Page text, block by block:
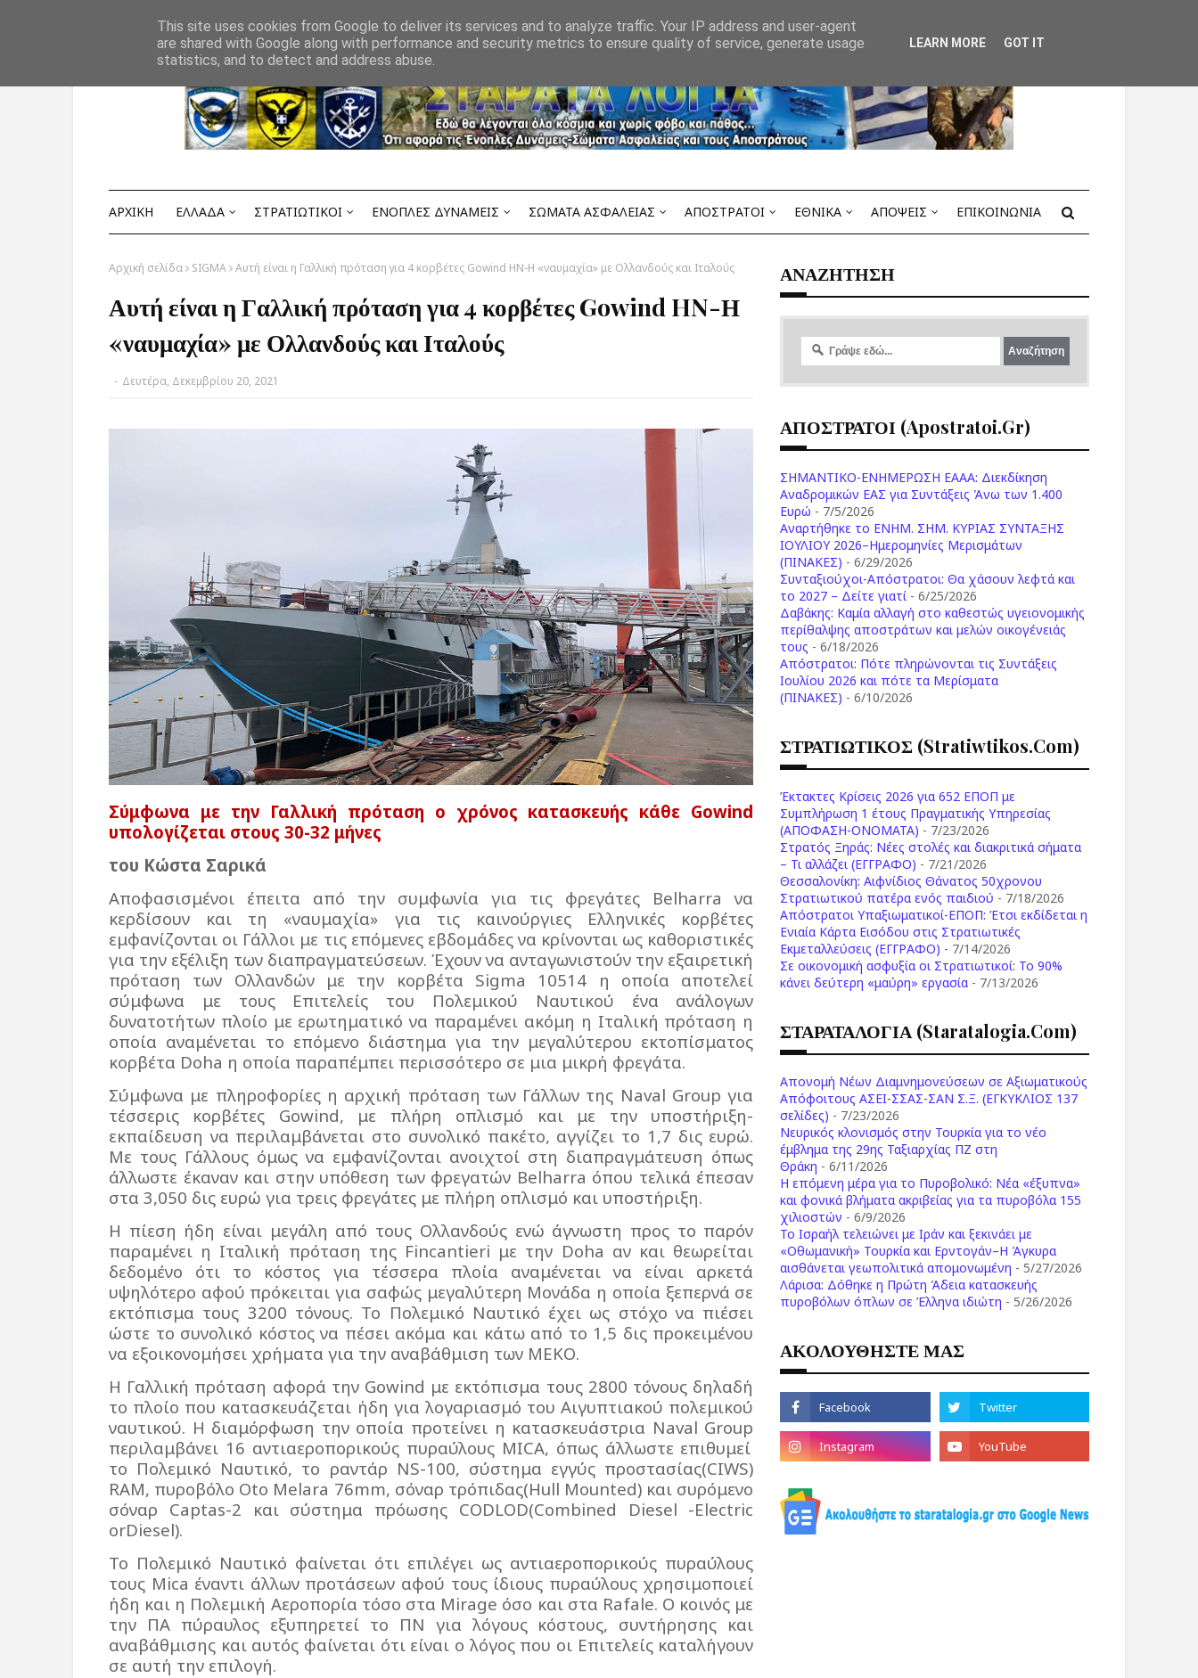
ΑΡΧΙΚΗ ΕΛΛΑΔΑ ΣΤΡΑΤΙΩΤΙΚΟΙ ΕΝΟΠΛΕΣ ΔΥΝΑΜΕΙΣ ΣΩΜΑΤΑ ΑΣΦΑΛΕΙΑΣ ΑΠΟΣΤΡΑΤΟΙ ΕΘΝΙΚΑ ΑΠΟΨΕΙΣ ΕΠΙΚΟΙΝΩΝΙΑ
Αρχική σελίδα SIGMA Αυτή είναι η Γαλλική πρόταση για 4 κορβέτες Gowind HN-Η «ναυμαχία» με Ολλανδούς και Ιταλούς
Αυτή είναι η Γαλλική πρόταση για 4 κορβέτες Gowind HN-Η
«ναυμαχία» με Ολλανδούς και Ιταλούς
- Δευτέρα, Δεκεμβρίου 20, 2021
Σύμφωνα με την Γαλλική πρόταση ο χρόνος κατασκευής κάθε Gowind
υπολογίζεται στους 30-32 μήνες
του Κώστα Σαρικά
Αποφασισμένοι έπειτα από την συμφωνία για τις φρεγάτες Belharra να
κερδίσουν και τη «ναυμαχία» για τις καινούργιες Ελληνικές κορβέτες
εμφανίζονται οι Γάλλοι με τις επόμενες εβδομάδες να κρίνονται ως καθοριστικές
για την εξέλιξη των διαπραγματεύσεων. Έχουν να ανταγωνιστούν την εξαιρετική
πρόταση των Ολλανδών με την κορβέτα Sigma 10514 η οποία αποτελεί
σύμφωνα με τους Επιτελείς του Πολεμικού Ναυτικού ένα ανάλογων
δυνατοτήτων πλοίο με ερωτηματικό να παραμένει ακόμη η Ιταλική πρόταση η
οποία αναμένεται το επόμενο διάστημα για την μεγαλύτερου εκτοπίσματος
κορβέτα Doha η οποία παραπέμπει περισσότερο σε μια μικρή φρεγάτα.
Σύμφωνα με πληροφορίες η αρχική πρόταση των Γάλλων της Naval Group για
τέσσερις κορβέτες Gowind, με πλήρη οπλισμό και με την υποστήριξη-
εκπαίδευση να περιλαμβάνεται στο συνολικό πακέτο, αγγίζει το 1,7 δις ευρώ.
Με τους Γάλλους όμως να εμφανίζονται ανοιχτοί στη διαπραγμάτευση όπως
άλλωστε έκαναν και στην υπόθεση των φρεγατών Belharra όπου τελικά έπεσαν
στα 3,050 δις ευρώ για τρεις φρεγάτες με πλήρη οπλισμό και υποστήριξη.
Η πίεση ήδη είναι μεγάλη από τους Ολλανδούς ενώ άγνωστη προς το παρόν
παραμένει η Ιταλική πρόταση της Fincantieri με την Doha αν και θεωρείται
δεδομένο ότι το κόστος για τέσσερα πλοία αναμένεται να είναι αρκετά
υψηλότερο αφού πρόκειται για σαφώς μεγαλύτερη Μονάδα η οποία ξεπερνά σε
εκτόπισμα τους 3200 τόνους. Το Πολεμικό Ναυτικό έχει ως στόχο να πιέσει
ώστε το συνολικό κόστος να πέσει ακόμα και κάτω από το 1,5 δις προκειμένου
να εξοικονομήσει χρήματα για την αναβάθμιση των ΜΕΚΟ.
Η Γαλλική πρόταση αφορά την Gowind με εκτόπισμα τους 2800 τόνους δηλαδή
το πλοίο που κατασκευάζεται ήδη για λογαριασμό του Αιγυπτιακού πολεμικού
ναυτικού. Η διαμόρφωση την οποία προτείνει η κατασκευάστρια Naval Group
περιλαμβάνει 16 αντιαεροπορικούς πυραύλους MICA, όπως άλλωστε επιθυμεί
το Πολεμικό Ναυτικό, το ραντάρ NS-100, σύστημα εγγύς προστασίας(CIWS)
RAM, πυροβόλο Οto Melara 76mm, σόναρ τρόπιδας(Ηull Mounted) και συρόμενο
σόναρ Captas-2 και σύστημα πρόωσης CODLOD(Combined Diesel -Electric
orDiesel).
To Πολεμικό Ναυτικό φαίνεται ότι επιλέγει ως αντιαεροπορικούς πυραύλους
τους Mica έναντι άλλων προτάσεων αφού τους ίδιους πυραύλους χρησιμοποιεί
ήδη και η Πολεμική Αεροπορία τόσο στα Mirage όσο και στα Rafale. Ο κοινός με
την ΠΑ πύραυλος εξυπηρετεί το ΠΝ για λόγους κόστους, συντήρησης και
αναβάθμισης και αυτός φαίνεται ότι είναι ο λόγος που οι Επιτελείς καταλήγουν
σε αυτή την επιλογή.
ΑΝΑΖΗΤΗΣΗ
ΑΠΟΣΤΡΑΤΟΙ (apostratoi.gr)
ΣΗΜΑΝΤΙΚΟ-ΕΝΗΜΕΡΩΣΗ ΕΑΑΑ: Διεκδίκηση
Αναδρομικών ΕΑΣ για Συντάξεις Άνω των 1.400
Ευρώ - 7/5/2026
Aναρτήθηκε το ENHM. ΣΗΜ. ΚΥΡΙΑΣ ΣΥΝΤΑΞΗΣ
ΙΟΥΛΙΟΥ 2026–Ημερομηνίες Μερισμάτων
(ΠΙΝΑΚΕΣ) - 6/29/2026
Συνταξιούχοι-Απόστρατοι: Θα χάσουν λεφτά και
το 2027 – Δείτε γιατί - 6/25/2026
Δαβάκης: Καμία αλλαγή στο καθεστώς υγειονομικής
περίθαλψης αποστράτων και μελών οικογένειάς
τους - 6/18/2026
Aπόστρατοι: Πότε πληρώνονται τις Συντάξεις
Ιουλίου 2026 και πότε τα Μερίσματα
(ΠΙΝΑΚΕΣ) - 6/10/2026
ΣΤΡΑΤΙΩΤΙΚΟΣ (stratiwtikos.com)
Έκτακτες Κρίσεις 2026 για 652 ΕΠΟΠ με
Συμπλήρωση 1 έτους Πραγματικής Υπηρεσίας
(ΑΠΟΦΑΣΗ-ONOMATA) - 7/23/2026
Στρατός Ξηράς: Νέες στολές και διακριτικά σήματα
– Τι αλλάζει (ΕΓΓΡΑΦΟ) - 7/21/2026
Θεσσαλονίκη: Αιφνίδιος Θάνατος 50χρονου
Στρατιωτικού πατέρα ενός παιδιού - 7/18/2026
Απόστρατοι Υπαξιωματικοί-ΕΠΟΠ: Έτσι εκδίδεται η
Ενιαία Κάρτα Εισόδου στις Στρατιωτικές
Εκμεταλλεύσεις (ΕΓΓΡΑΦΟ) - 7/14/2026
Σε οικονομική ασφυξία οι Στρατιωτικοί: Το 90%
κάνει δεύτερη «μαύρη» εργασία - 7/13/2026
ΣΤΑΡΑΤΑΛΟΓΙΑ (staratalogia.com)
Απονομή Νέων Διαμνημονεύσεων σε Αξιωματικούς
Απόφοιτους ΑΣΕΙ-ΣΣΑΣ-ΣΑΝ Σ.Ξ. (ΕΓΚΥΚΛΙΟΣ 137
σελίδες) - 7/23/2026
Νευρικός κλονισμός στην Τουρκία για το νέο
έμβλημα της 29ης Ταξιαρχίας ΠΖ στη
Θράκη - 6/11/2026
Η επόμενη μέρα για το Πυροβολικό: Νέα «έξυπνα»
και φονικά βλήματα ακριβείας για τα πυροβόλα 155
χιλιοστών - 6/9/2026
Το Ισραήλ τελειώνει με Ιράν και ξεκινάει με
«Οθωμανική» Τουρκία και Ερντογάν–Η Άγκυρα
αισθάνεται γεωπολιτικά απομονωμένη - 5/27/2026
Λάρισα: Δόθηκε η Πρώτη Άδεια κατασκευής
πυροβόλων όπλων σε Έλληνα ιδιώτη - 5/26/2026
ΑΚΟΛΟΥΘΗΣΤΕ ΜΑΣ
This site uses cookies from Google to deliver its services and to analyze traffic. Your IP address and user-agent
are shared with Google along with performance and security metrics to ensure quality of service, generate usage
statistics, and to detect and address abuse.
LEARN MORE GOT IT